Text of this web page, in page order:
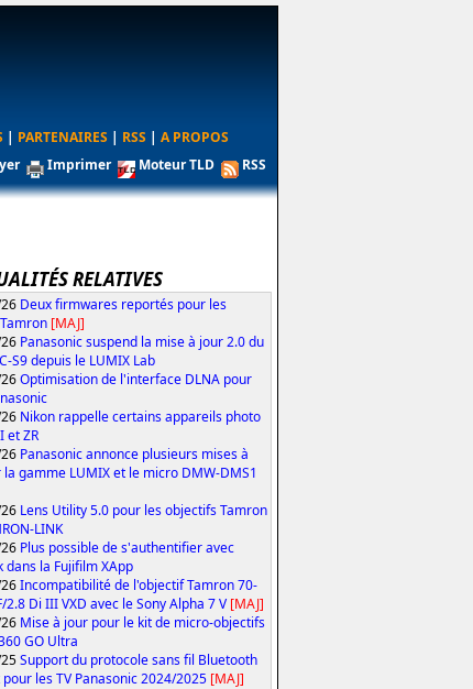
| PARTENAIRES | RSS | A PROPOS
Imprimer Moteur TLD RSS
RELATIVES
Deux firmwares reportés pour les
[MAJ]
Panasonic suspend la mise à jour 2.0 du
S9 depuis le LUMIX Lab
Optimisation de l'interface DLNA pour
Nikon rappelle certains appareils photo
et ZR
Panasonic annonce plusieurs mises à
gamme LUMIX et le micro DMW-DMS1
Lens Utility 5.0 pour les objectifs Tamron
LINK
Plus possible de s'authentifier avec
dans la Fujifilm XApp
Incompatibilité de l'objectif Tamron 70-
2.8 Di III VXD avec le Sony Alpha 7 V [MAJ]
Mise à jour pour le kit de micro-objectifs
GO Ultra
Support du protocole sans fil Bluetooth
les TV Panasonic 2024/2025 [MAJ]